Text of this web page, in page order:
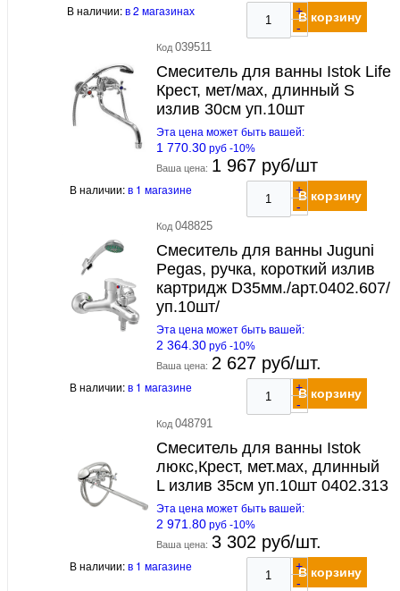
В наличии:в 2 магазинах
+
-
В корзину
Код 039511
Смеситель для ванны Istok Life
Крест, мет/мах, длинный S
излив 30см уп.10шт
Эта цена может быть вашей:
1 770.30 руб -10%
Ваша цена: 1 967 руб/шт
В наличии:в 1 магазине
+
-
В корзину
Код 048825
Смеситель для ванны Juguni
Pegas, ручка, короткий излив
картридж D35мм./арт.0402.607/
уп.10шт/
Эта цена может быть вашей:
2 364.30 руб -10%
Ваша цена: 2 627 руб/шт.
В наличии:в 1 магазине
+
-
В корзину
Код 048791
Смеситель для ванны Istok
люкс,Крест, мет.мах, длинный
L излив 35см уп.10шт 0402.313
Эта цена может быть вашей:
2 971.80 руб -10%
Ваша цена: 3 302 руб/шт.
В наличии:в 1 магазине
+
-
В корзину